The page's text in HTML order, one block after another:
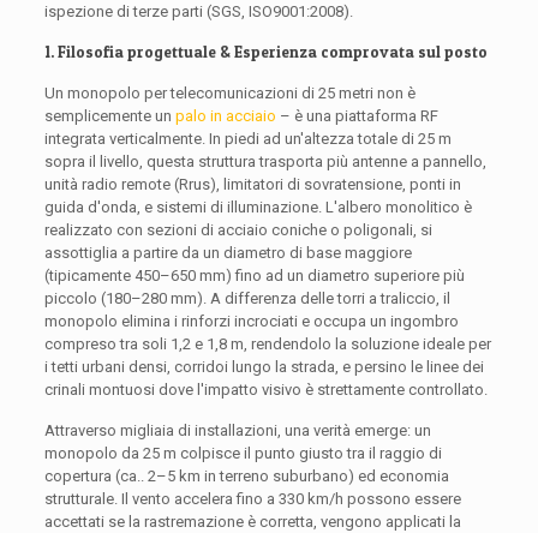
ispezione di terze parti (SGS, ISO9001:2008).
1. Filosofia progettuale & Esperienza comprovata sul posto
Un monopolo per telecomunicazioni di 25 metri non è
semplicemente un palo in acciaio – è una piattaforma RF
integrata verticalmente. In piedi ad un'altezza totale di 25 m
sopra il livello, questa struttura trasporta più antenne a pannello,
unità radio remote (Rrus), limitatori di sovratensione, ponti in
guida d'onda, e sistemi di illuminazione. L'albero monolitico è
realizzato con sezioni di acciaio coniche o poligonali, si
assottiglia a partire da un diametro di base maggiore
(tipicamente 450–650 mm) fino ad un diametro superiore più
piccolo (180–280 mm). A differenza delle torri a traliccio, il
monopolo elimina i rinforzi incrociati e occupa un ingombro
compreso tra soli 1,2 e 1,8 m, rendendolo la soluzione ideale per
i tetti urbani densi, corridoi lungo la strada, e persino le linee dei
crinali montuosi dove l'impatto visivo è strettamente controllato.
Attraverso migliaia di installazioni, una verità emerge: un
monopolo da 25 m colpisce il punto giusto tra il raggio di
copertura (ca.. 2–5 km in terreno suburbano) ed economia
strutturale. Il vento accelera fino a 330 km/h possono essere
accettati se la rastremazione è corretta, vengono applicati la